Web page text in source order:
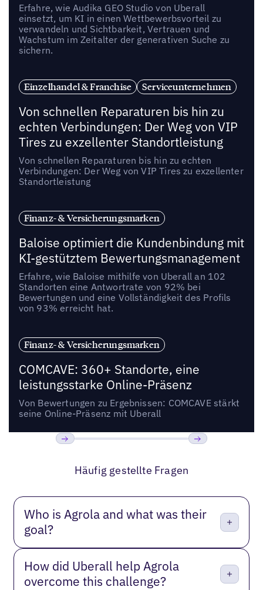
Erfahre, wie Audika GEO Studio von Uberall
einsetzt, um KI in einen Wettbewerbsvorteil zu
verwandeln und Sichtbarkeit, Vertrauen und
Wachstum im Zeitalter der generativen Suche zu
sichern.
Einzelhandel & Franchise Serviceunternehmen
Von schnellen Reparaturen bis hin zu
echten Verbindungen: Der Weg von VIP
Tires zu exzellenter Standortleistung
Von schnellen Reparaturen bis hin zu echten
Verbindungen: Der Weg von VIP Tires zu exzellenter
Standortleistung
Finanz- & Versicherungsmarken
Baloise optimiert die Kundenbindung mit
KI-gestütztem Bewertungsmanagement
Erfahre, wie Baloise mithilfe von Uberall an 102
Standorten eine Antwortrate von 92% bei
Bewertungen und eine Vollständigkeit des Profils
von 93% erreicht hat.
Finanz- & Versicherungsmarken
COMCAVE: 360+ Standorte, eine
leistungsstarke Online-Präsenz
Von Bewertungen zu Ergebnissen: COMCAVE stärkt
seine Online-Präsenz mit Uberall
Häufig gestellte Fragen
Who is Agrola and what was their
goal?
How did Uberall help Agrola
overcome this challenge?